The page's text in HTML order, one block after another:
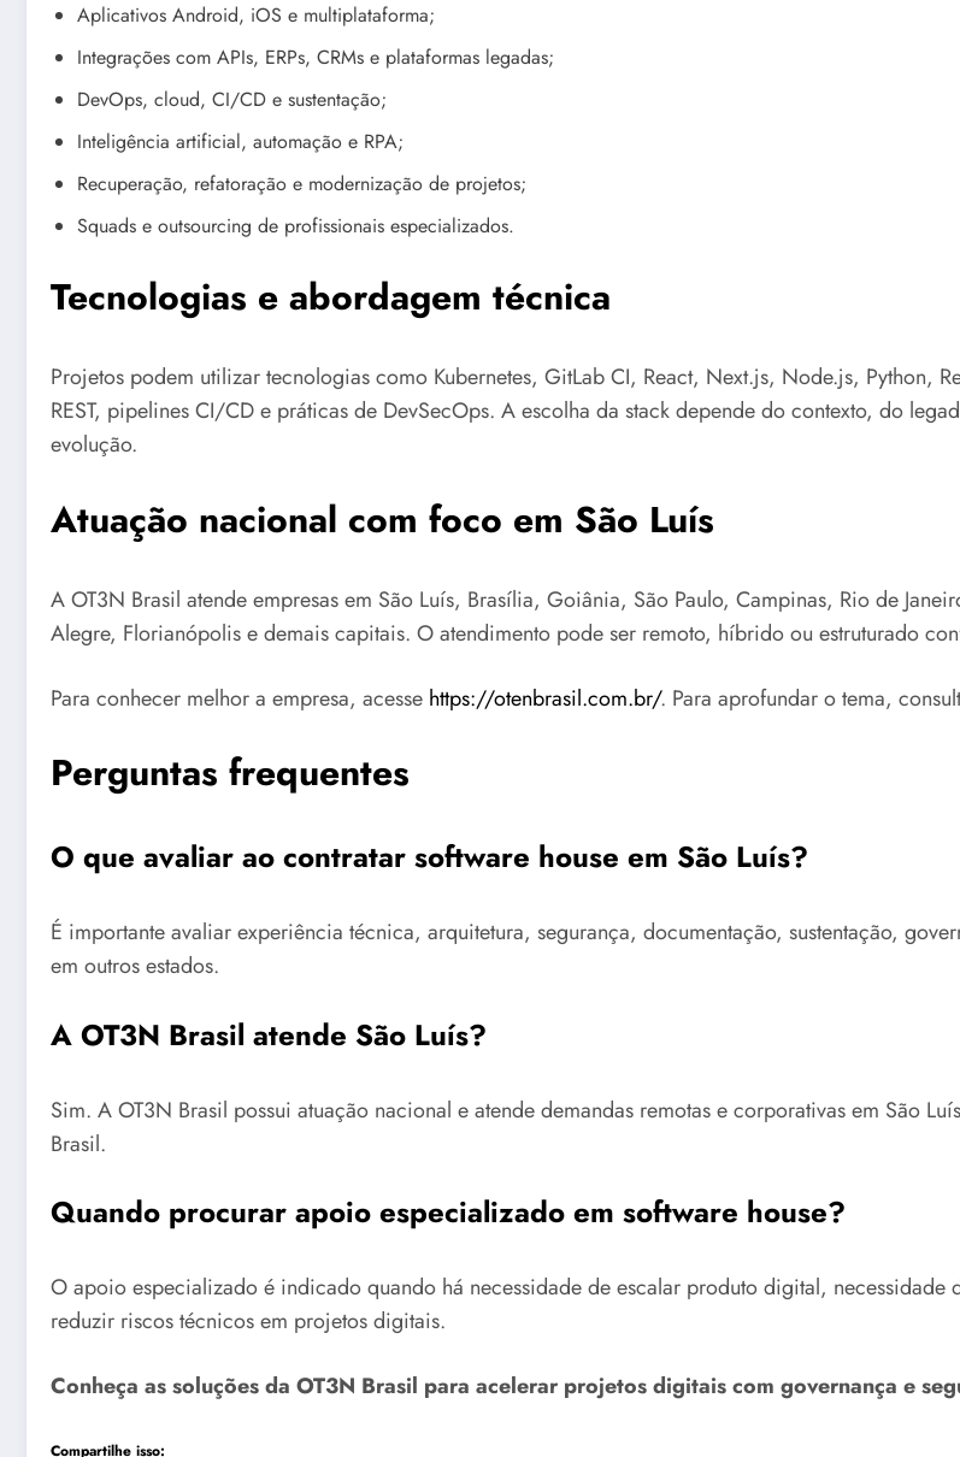
Aplicativos Android, iOS e multiplataforma;
Integrações com APIs, ERPs, CRMs e plataformas legadas;
DevOps, cloud, CI/CD e sustentação;
Inteligência artificial, automação e RPA;
Recuperação, refatoração e modernização de projetos;
Squads e outsourcing de profissionais especializados.
Tecnologias e abordagem técnica
Projetos podem utilizar tecnologias como Kubernetes, GitLab CI, React, Next.js, Node.js, Python,
REST, pipelines CI/CD e práticas de DevSecOps. A escolha da stack depende do contexto, do
evolução.
Atuação nacional com foco em São Luís
A OT3N Brasil atende empresas em São Luís, Brasília, Goiânia, São Paulo, Campinas, Rio de
Alegre, Florianópolis e demais capitais. O atendimento pode ser remoto, híbrido ou estruturado
Para conhecer melhor a empresa, acesse https://otenbrasil.com.br/. Para aprofundar o tema,
Perguntas frequentes
O que avaliar ao contratar software house em São Luís?
É importante avaliar experiência técnica, arquitetura, segurança, documentação, sustentação,
em outros estados.
A OT3N Brasil atende São Luís?
Sim. A OT3N Brasil possui atuação nacional e atende demandas remotas e corporativas em São
Brasil.
Quando procurar apoio especializado em software house?
O apoio especializado é indicado quando há necessidade de escalar produto digital, necessidade
reduzir riscos técnicos em projetos digitais.
Conheça as soluções da OT3N Brasil para acelerar projetos digitais com governança e
Compartilhe isso: